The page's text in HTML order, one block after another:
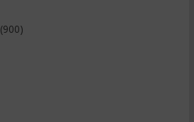
(900)